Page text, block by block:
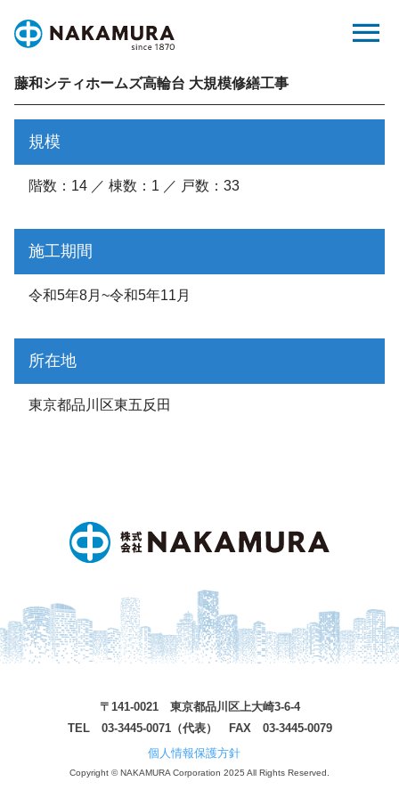
content
menu
藤和シティホームズ高輪台 大規模修繕工事
規模
階数：14 ／ 棟数：1 ／ 戸数：33
施工期間
令和5年8月~令和5年11月
所在地
東京都品川区東五反田
〒141-0021 東京都品川区上大崎3-6-4
TEL 03-3445-0071（代表） FAX 03-3445-0079
個人情報保護方針
Copyright © NAKAMURA Corporation 2025 All Rights Reserved.